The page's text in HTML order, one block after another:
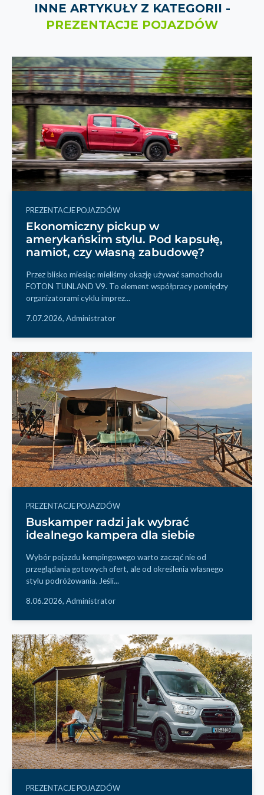
INNE ARTYKUŁY Z KATEGORII -
PREZENTACJE POJAZDÓW
PREZENTACJE POJAZDÓW
Ekonomiczny pickup w
amerykańskim stylu. Pod kapsułę,
namiot, czy własną zabudowę?
Przez blisko miesiąc mieliśmy okazję używać samochodu
FOTON TUNLAND V9. To element współpracy pomiędzy
organizatorami cyklu imprez...
7.07.2026, Administrator
PREZENTACJE POJAZDÓW
Buskamper radzi jak wybrać
idealnego kampera dla siebie
Wybór pojazdu kempingowego warto zacząć nie od
przeglądania gotowych ofert, ale od określenia własnego
stylu podróżowania. Jeśli...
8.06.2026, Administrator
PREZENTACJE POJAZDÓW